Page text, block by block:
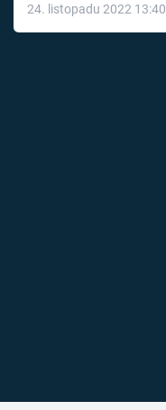
24. listopadu 2022 13:40